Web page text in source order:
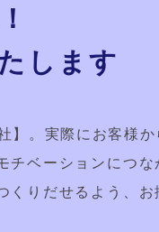
します
。実際にお客様か
チベーションにつ
くりだせるよう、